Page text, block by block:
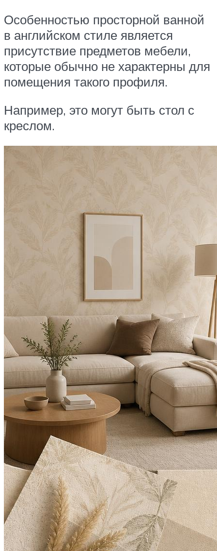
Особенностью просторной ванной
в английском стиле является
присутствие предметов мебели,
которые обычно не характерны для
помещения такого профиля.
Например, это могут быть стол с
креслом.